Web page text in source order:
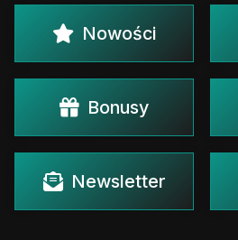
Nowości
Bonusy
Newsletter